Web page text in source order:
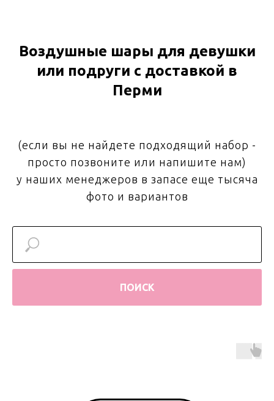
Воздушные шары для девушки
или подруги с доставкой в
Перми
(если вы не найдете подходящий набор -
просто позвоните или напишите нам)
у наших менеджеров в запасе еще тысяча
фото и вариантов
ПОИСК